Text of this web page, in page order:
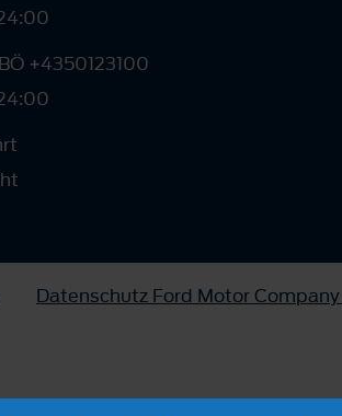
+4350123100
Datenschutz Ford Motor